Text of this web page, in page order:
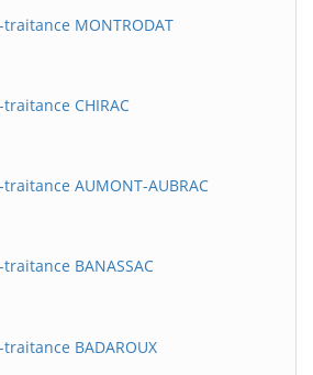
MONTRODAT
CHIRAC
AUMONT-AUBRAC
BANASSAC
BADAROUX